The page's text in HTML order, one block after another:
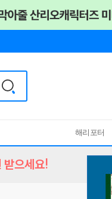
해리포터
으세요!